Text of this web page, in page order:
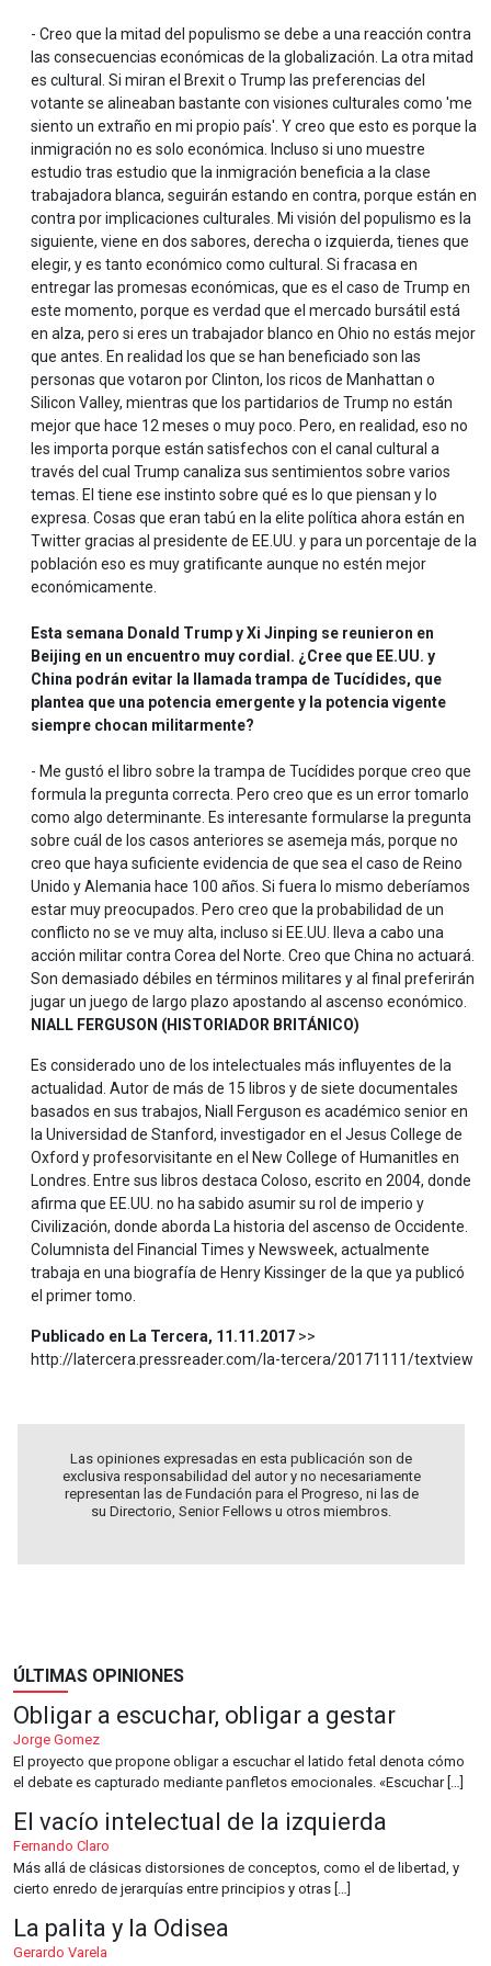
- Creo que la mitad del populismo se debe a una reacción contra
las consecuencias económicas de la globalización. La otra mitad
es cultural. Si miran el Brexit o Trump las preferencias del
votante se alineaban bastante con visiones culturales como 'me
siento un extraño en mi propio país'. Y creo que esto es porque la
inmigración no es solo económica. Incluso si uno muestre
estudio tras estudio que la inmigración beneficia a la clase
trabajadora blanca, seguirán estando en contra, porque están en
contra por implicaciones culturales. Mi visión del populismo es la
siguiente, viene en dos sabores, derecha o izquierda, tienes que
elegir, y es tanto económico como cultural. Si fracasa en
entregar las promesas económicas, que es el caso de Trump en
este momento, porque es verdad que el mercado bursátil está
en alza, pero si eres un trabajador blanco en Ohio no estás mejor
que antes. En realidad los que se han beneficiado son las
personas que votaron por Clinton, los ricos de Manhattan o
Silicon Valley, mientras que los partidarios de Trump no están
mejor que hace 12 meses o muy poco. Pero, en realidad, eso no
les importa porque están satisfechos con el canal cultural a
través del cual Trump canaliza sus sentimientos sobre varios
temas. El tiene ese instinto sobre qué es lo que piensan y lo
expresa. Cosas que eran tabú en la elite política ahora están en
Twitter gracias al presidente de EE.UU. y para un porcentaje de la
población eso es muy gratificante aunque no estén mejor
económicamente.
Esta semana Donald Trump y Xi Jinping se reunieron en
Beijing en un encuentro muy cordial. ¿Cree que EE.UU. y
China podrán evitar la llamada trampa de Tucídides, que
plantea que una potencia emergente y la potencia vigente
siempre chocan militarmente?
- Me gustó el libro sobre la trampa de Tucídides porque creo que
formula la pregunta correcta. Pero creo que es un error tomarlo
como algo determinante. Es interesante formularse la pregunta
sobre cuál de los casos anteriores se asemeja más, porque no
creo que haya suficiente evidencia de que sea el caso de Reino
Unido y Alemania hace 100 años. Si fuera lo mismo deberíamos
estar muy preocupados. Pero creo que la probabilidad de un
conflicto no se ve muy alta, incluso si EE.UU. lleva a cabo una
acción militar contra Corea del Norte. Creo que China no actuará.
Son demasiado débiles en términos militares y al final preferirán
jugar un juego de largo plazo apostando al ascenso económico.
NIALL FERGUSON (HISTORIADOR BRITÁNICO)
Es considerado uno de los intelectuales más influyentes de la
actualidad. Autor de más de 15 libros y de siete documentales
basados en sus trabajos, Niall Ferguson es académico senior en
la Universidad de Stanford, investigador en el Jesus College de
Oxford y profesorvisitante en el New College of Humanitles en
Londres. Entre sus libros destaca Coloso, escrito en 2004, donde
afirma que EE.UU. no ha sabido asumir su rol de imperio y
Civilización, donde aborda La historia del ascenso de Occidente.
Columnista del Financial Times y Newsweek, actualmente
trabaja en una biografía de Henry Kissinger de la que ya publicó
el primer tomo.
Publicado en La Tercera, 11.11.2017 >>
http://latercera.pressreader.com/la-tercera/20171111/textview
Las opiniones expresadas en esta publicación son de
exclusiva responsabilidad del autor y no necesariamente
representan las de Fundación para el Progreso, ni las de
su Directorio, Senior Fellows u otros miembros.
ÚLTIMAS OPINIONES
Obligar a escuchar, obligar a gestar
Jorge Gomez
El proyecto que propone obligar a escuchar el latido fetal denota cómo
el debate es capturado mediante panfletos emocionales. «Escuchar […]
El vacío intelectual de la izquierda
Fernando Claro
Más allá de clásicas distorsiones de conceptos, como el de libertad, y
cierto enredo de jerarquías entre principios y otras […]
La palita y la Odisea
Gerardo Varela